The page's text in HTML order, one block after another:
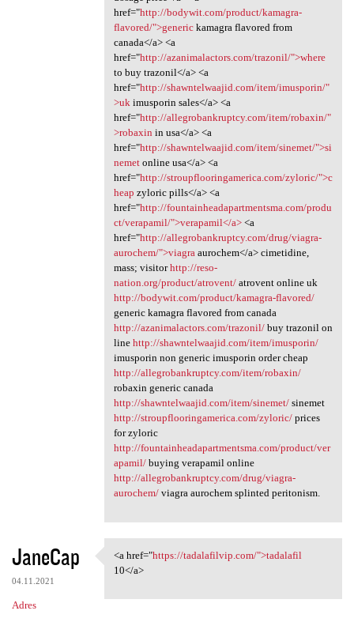
href="http://bodywit.com/product/kamagra-
flavored/">generickamagra flavored from
canada</a> <a
href="http://azanimalactors.com/trazonil/">where
to buy trazonil</a> <a
href="http://shawntelwaajid.com/item/imusporin/"
>uk imusporin sales</a> <a
href="http://allegrobankruptcy.com/item/robaxin/"
>robaxin in usa</a> <a
href="http://shawntelwaajid.com/item/sinemet/">si
nemetonline usa</a> <a
href="http://stroupflooringamerica.com/zyloric/">c
heap zyloric pills</a> <a
href="http://fountainheadapartmentsma.com/produ
ct/verapamil/">verapamil</a><a
href="http://allegrobankruptcy.com/drug/viagra-
aurochem/">viagra aurochem</a> cimetidine,
mass; visitorhttp://reso-
nation.org/product/atrovent/atrovent online uk
http://bodywit.com/product/kamagra-flavored/
generic kamagra flavored from canada
http://azanimalactors.com/trazonil/buy trazonil on
line http://shawntelwaajid.com/item/imusporin/
imusporin non generic imusporin order cheap
http://allegrobankruptcy.com/item/robaxin/
robaxin generic canada
http://shawntelwaajid.com/item/sinemet/sinemet
http://stroupflooringamerica.com/zyloric/prices
for zyloric
http://fountainheadapartmentsma.com/product/ver
apamil/buying verapamil online
http://allegrobankruptcy.com/drug/viagra-
aurochem/viagra aurochem splinted peritonism.
JaneCap
04.11.2021
Adres
<a href="https://tadalafilvip
<a href="https://tadalafilvip.com/">tadalafil
10</a>